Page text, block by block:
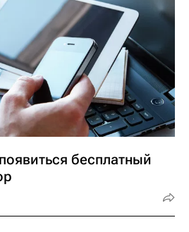
бесплатный